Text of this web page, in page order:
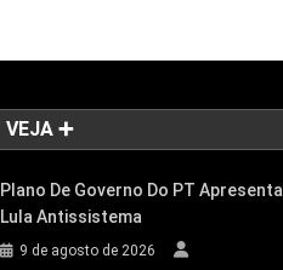
VEJA ➕
Plano De Governo Do PT Apresenta
Lula Antissistema
9 de agosto de 2026